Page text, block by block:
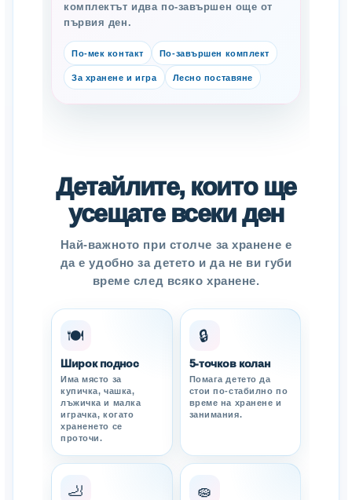
комплектът идва по-завършен още от
първия ден.
По-мек контакт По-завършен комплект
За хранене и игра Лесно поставяне
Детайлите, които ще
усещате всеки ден
Най-важното при столче за хранене е
да е удобно за детето и да не ви губи
време след всяко хранене.
🍽️
Широк поднос
Има място за
купичка, чашка,
лъжичка и малка
играчка, когато
храненето се
проточи.
🔒
5-точков колан
Помага детето да
стои по-стабилно по
време на хранене и
занимания.
🦶 🧽